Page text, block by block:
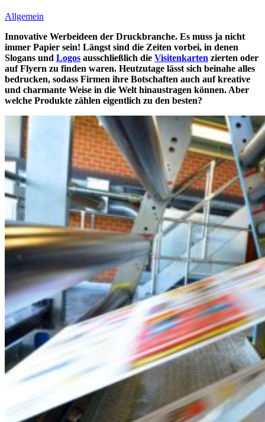
Allgemein
Innovative Werbeideen der Druckbranche. Es muss ja nicht
immer Papier sein! Längst sind die Zeiten vorbei, in denen
Slogans und Logos ausschließlich die Visitenkarten zierten oder
auf Flyern zu finden waren. Heutzutage lässt sich beinahe alles
bedrucken, sodass Firmen ihre Botschaften auch auf kreative
und charmante Weise in die Welt hinaustragen können. Aber
welche Produkte zählen eigentlich zu den besten?